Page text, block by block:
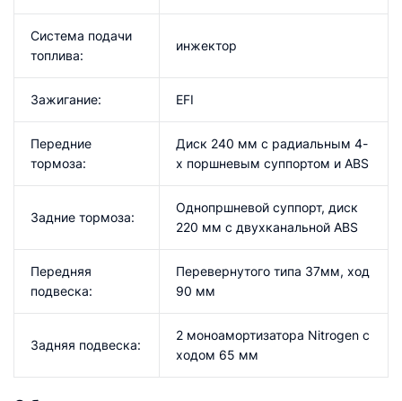
Система подачи
топлива:
инжектор
Зажигание: EFI
Передние
тормоза:
Диск 240 мм с радиальным 4-
х поршневым суппортом и ABS
Задние тормоза:
Однопршневой суппорт, диск
220 мм с двухканальной ABS
Передняя
подвеска:
Перевернутого типа 37мм, ход
90 мм
Задняя подвеска:
2 моноамортизатора Nitrogen c
ходом 65 мм